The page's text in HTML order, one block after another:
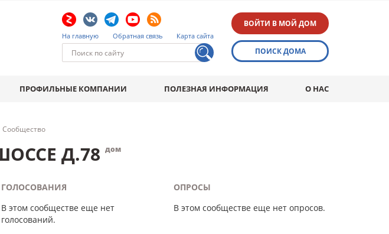
На главную Обратная связь Карта сайта
ВОЙТИ В МОЙ ДОМ
ПОИСК ДОМА
ПРОФИЛЬНЫЕ КОМПАНИИ ПОЛЕЗНАЯ ИНФОРМАЦИЯ О НАС
Сообщество
Д.78 дом
ГОЛОСОВАНИЯ
В этом сообществе еще нет
голосований.
ОПРОСЫ
В этом сообществе еще нет опросов.